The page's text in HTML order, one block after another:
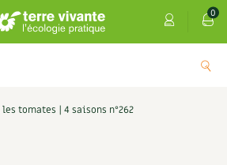
0
bio
tomates | 4 saisons n°262